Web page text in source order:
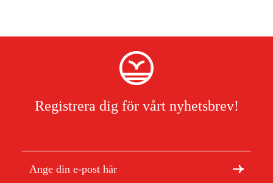
Registrera dig för vårt nyhetsbrev!